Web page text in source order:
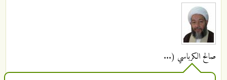
صالح الكرباسي (...